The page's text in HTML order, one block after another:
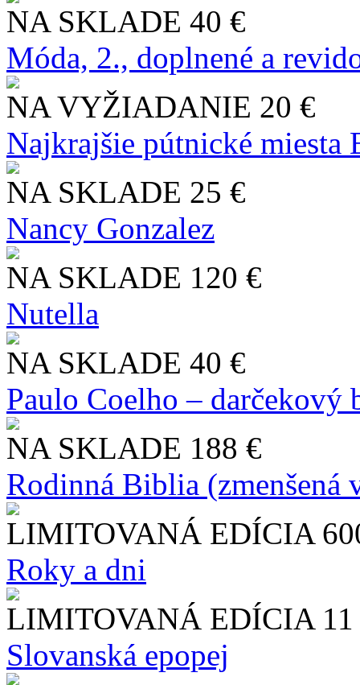
NA SKLADE 40 €
Móda, 2., doplnené a
NA VYŽIADANIE 20 €
Najkrajšie pútnické miesta
NA SKLADE 25 €
Nancy Gonzalez
NA SKLADE 120 €
Nutella
NA SKLADE 40 €
Paulo Coelho – darčekový
NA SKLADE 188 €
Rodinná Biblia (zmenšená
LIMITOVANÁ EDÍCIA
Roky a dni
LIMITOVANÁ EDÍCIA
Slo​vanská epopej